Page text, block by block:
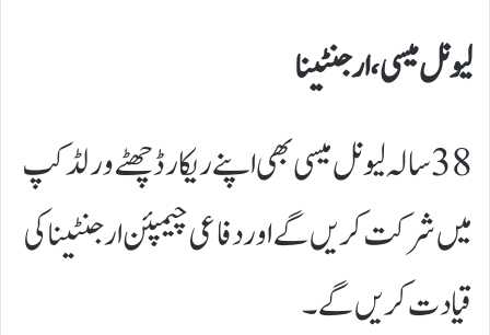
لیونل میسی، ارجنٹینا
38 سالہ لیونل میسی بھی اپنے ریکارڈ چھٹے ورلڈ کپ
میں شرکت کریں گے اور دفاعی چیمپئن ارجنٹینا کی
قیادت کریں گے۔